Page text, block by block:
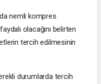
da nemli kompres
olacağını belirten
tercih edilmesinin
durumlarda tercih